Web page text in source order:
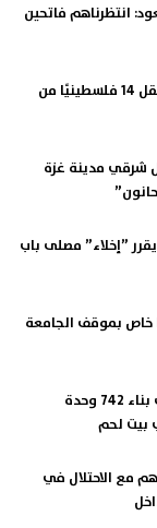
انتظرناهم فاتحين
فلسطين ... سلطات الاحتلال تعتقل 14 فلسطينيًا من
شرقي مدينة غزة
”إخلاء” مصلى باب
خاص بموقف الجامعة
فلسطين ... الاحتلال يصادق على بناء 742 وحدة
بيت لحم
مع الاحتلال في